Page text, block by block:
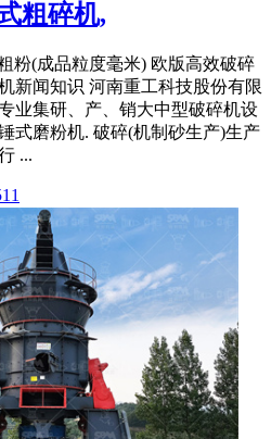
粗碎机,
粉(成品粒度毫米) 欧版高效破碎
新闻知识 河南重工科技股份有限
业集研、产、销大中型破碎机设
式磨粉机. 破碎(机制砂生产)生产
...